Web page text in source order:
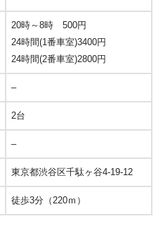
20時～8時 500円
24時間(1番車室)3400円
24時間(2番車室)2800円
–
2台
–
東京都渋谷区千駄ヶ谷4-19-12
徒歩3分（220ｍ）